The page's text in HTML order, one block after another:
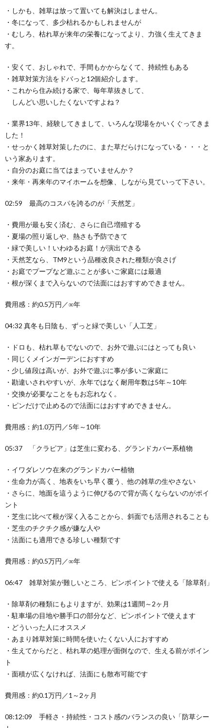
・しかも、雑草は放って置いても解決はしません。
・冬になって、多少枯れるかもしれませんが
・むしろ、枯れ草が来年の栄養になってより、力強く生えてきま
す。
・安くて、おしゃれで、手間もかからなくて、持続性もある
・雑草対策方法をドバっと12個紹介します。
・これから住み続ける家で、毎年草抜きして、
しんどい思いしたくないですよね？
・業界13年、経験してきまして、いろんな現場をかいくぐってきま
した！
・せっかく雑草対策したのに、また草だらけになっている・・・と
いう家あります。
・自分のお庭に当てはまっていませんか？
・来年・再来年のマイホームを想像、しながら見ていって下さい。
02:59 最高のコスパを誇るのが「天然芝」
・費用が最も安く済む、さらに自己増殖する
・夏場の照り返しや、熱さも予防できて
・緑で美しい！いわゆるお庭！が演出できる
・天然芝なら、TM9という品種改良された種類が良さげ
・お庭でプープなど遊ぶことが多いご家庭には最適
・根が深くまで入らないので法面にはおすすめできません。
費用感：約0.5万円／∞年
04:32 真冬も日陰も、ずっと緑で美しい「人工芝」
・ドロも、枯れ草もでないので、お外で遊ぶにはとっても良い
・同じくメインガーデンにおすすめ
・少し値段は高いが、お外で遊ぶに事が多いご家庭に
・勘違いされやすいが、永年ではなく耐用年数は5年～10年
・交換が必要なことをもお忘れなく。
・ピンだけで止めるので法面にはおすすめできません。
費用感：約1.0万円／5年～10年
05:37 「クラピア」は芝生に変わる、グランドカバー系植物
・イワダレソウ在来のグランドカバー植物
・生命力が高く、地表をいち早く覆う、他の雑草の生やさない
・さらに、地面を這うように伸びるので背が高くならないのがポイ
ント
・芝生に比べて根が深く入ることから、斜面でも活用されることも
・芝生のチクチク感が嫌な人や
・法面にも適用できる珍しい種類です
費用感：約0.5万円／∞年
06:47 雑草対策が難しいところ、ピンポイントで使える「除草剤」
・除草剤の種類にもよりますが、効果は1週間～2ヶ月
・駐車場の目地や勝手口の部分など、ピンポイントで使えます
・どういった人にオススメ
・あまり雑草対策に時間を使いたくない人におすすめ
・生えてからだと、枯れ草の処理が面倒なので、生える前がポイン
ト
・面積が広くなければ、法面にも散布可能です
費用感：約0.1万円／1～2ヶ月
08:12:09 手軽さ・持続性・コスト感のバランスの良い「防草シー